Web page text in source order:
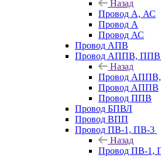
Назад
Провод А, АС
Провод А
Провод АС
Провод АПВ
Провод АППВ, ППВ
Назад
Провод
Провод АППВ
Провод ППВ
Провод БПВЛ
Провод ВПП
Провод ПВ-1, ПВ-3
Назад
Провод ПВ-1,